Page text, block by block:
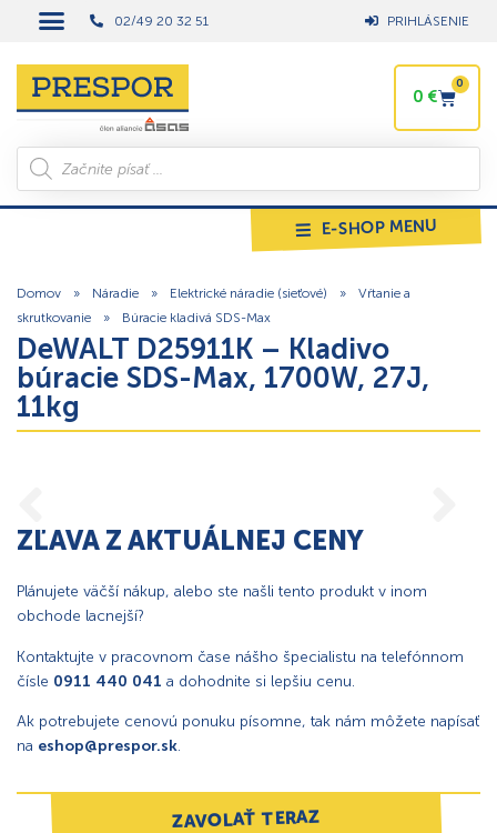
02/49 20 32 51 PRIHLÁSENIE
0 €
0
E-SHOP MENU
Domov » Náradie » Elektrické náradie (sieťové) »
Vŕtanie a
skrutkovanie
» Búracie kladivá SDS-Max
DeWALT D25911K – Kladivo
búracie SDS-Max, 1700W, 27J,
11kg
ZĽAVA Z AKTUÁLNEJ CENY
Plánujete väčší nákup, alebo ste našli tento produkt v inom
obchode lacnejší?
Kontaktujte v pracovnom čase nášho špecialistu na telefónnom
čísle 0911 440 041 a dohodnite si lepšiu cenu.
Ak potrebujete cenovú ponuku písomne, tak nám môžete napísať
na eshop@prespor.sk.
ZAVOLAŤ TERAZ